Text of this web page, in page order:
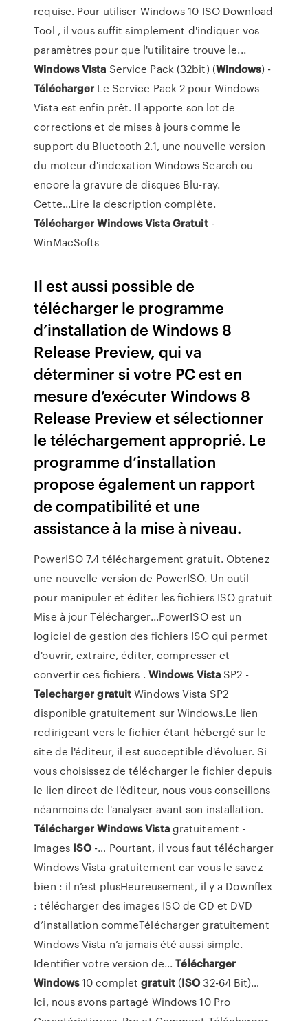
requise. Pour utiliser Windows 10 ISO Download
Tool , il vous suffit simplement d'indiquer vos
paramètres pour que l'utilitaire trouve le...
WindowsVista Service Pack (32bit) (Windows) -
Télécharger Le Service Pack 2 pour Windows
Vista est enfin prêt. Il apporte son lot de
corrections et de mises à jours comme le
support du Bluetooth 2.1, une nouvelle version
du moteur d'indexation Windows Search ou
encore la gravure de disques Blu-ray.
Cette...Lire la description complète.
Télécharger WindowsVista Gratuit-
WinMacSofts
Il est aussi possible de
télécharger le programme
d’installation de Windows 8
Release Preview, qui va
déterminer si votre PC est en
mesure d’exécuter Windows 8
Release Preview et sélectionner
le téléchargement approprié. Le
programme d’installation
propose également un rapport
de compatibilité et une
assistance à la mise à niveau.
PowerISO 7.4 téléchargement gratuit. Obtenez
une nouvelle version de PowerISO. Un outil
pour manipuler et éditer les fichiers ISO gratuit
Mise à jour Télécharger...PowerISO est un
logiciel de gestion des fichiers ISO qui permet
d'ouvrir, extraire, éditer, compresser et
convertir ces fichiers . Windows Vista SP2 -
Telecharger gratuitWindows Vista SP2
disponible gratuitement sur Windows.Le lien
redirigeant vers le fichier étant hébergé sur le
site de l'éditeur, il est succeptible d'évoluer. Si
vous choisissez de télécharger le fichier depuis
le lien direct de l'éditeur, nous vous conseillons
néanmoins de l'analyser avant son installation.
Télécharger WindowsVistagratuitement -
Images ISO -… Pourtant, il vous faut télécharger
Windows Vista gratuitement car vous le savez
bien : il n’est plusHeureusement, il y a Downflex
: télécharger des images ISO de CD et DVD
d’installation commeTélécharger gratuitement
Windows Vista n’a jamais été aussi simple.
Identifier votre version de...Télécharger
Windows10 completgratuit(ISO32-64 Bit)…
Ici, nous avons partagé Windows 10 Pro